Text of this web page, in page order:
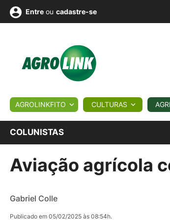
BIOLÓGICOS COTAÇÕES
Conversor Colunistas Eventos
e
Entre ou cadastre-se
AGROLINKFITO CULTURAS
COLUNISTAS
Aviação agrícola
Gabriel Colle
Publicado em 05/02/2025 às 08:54h.